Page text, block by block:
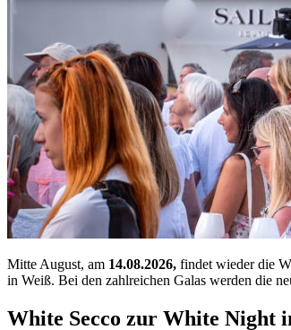
Mitte August, am 14.08.2026, findet wieder die
in Weiß. Bei den zahlreichen Galas werden die
White Secco zur White Night